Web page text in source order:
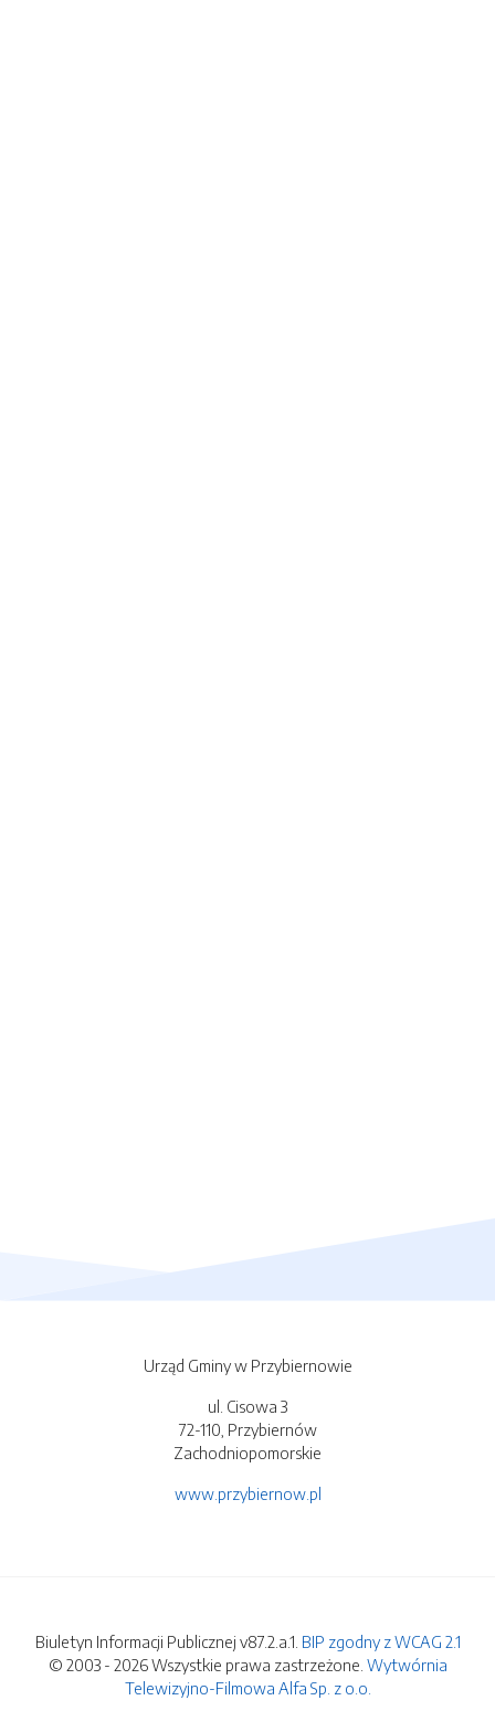
Urząd Gminy w Przybiernowie
ul. Cisowa 3
72-110, Przybiernów
Zachodniopomorskie
www.przybiernow.pl
Biuletyn Informacji Publicznej v87.2.a.1. BIP zgodny z WCAG 2.1
© 2003 - 2026 Wszystkie prawa zastrzeżone. Wytwórnia
Telewizyjno-Filmowa Alfa Sp. z o.o.